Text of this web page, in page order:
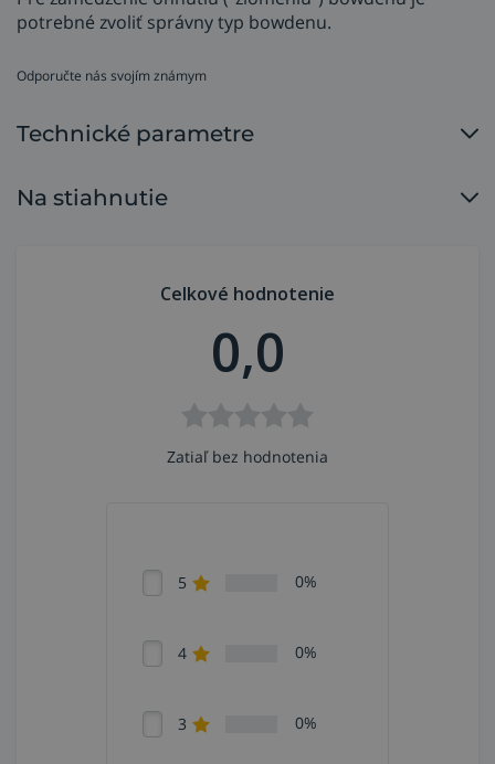
potrebné zvoliť správny typ bowdenu.
Odporučte nás svojím známym
Technické parametre
Na stiahnutie
Celkové hodnotenie
0,0
Zatiaľ bez hodnotenia
5 0%
4 0%
3 0%